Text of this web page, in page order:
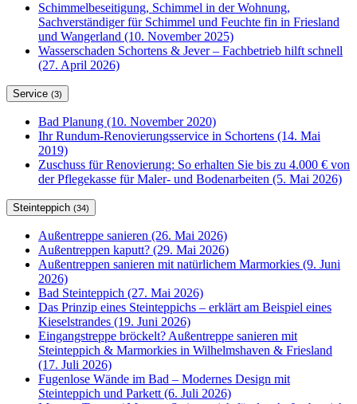
Schimmelbeseitigung, Schimmel in der Wohnung,
Sachverständiger für Schimmel und Feuchte fin in Friesland
und Wangerland (10. November 2025)
Wasserschaden Schortens & Jever – Fachbetrieb hilft schnell
(27. April 2026)
Service (3)
Bad Planung (10. November 2020)
Ihr Rundum-Renovierungsservice in Schortens (14. Mai
2019)
Zuschuss für Renovierung: So erhalten Sie bis zu 4.000 € von
der Pflegekasse für Maler- und Bodenarbeiten (5. Mai 2026)
Steinteppich (34)
Außentreppe sanieren (26. Mai 2026)
Außentreppen kaputt? (29. Mai 2026)
Außentreppen sanieren mit natürlichem Marmorkies (9. Juni
2026)
Bad Steinteppich (27. Mai 2026)
Das Prinzip eines Steinteppichs – erklärt am Beispiel eines
Kieselstrandes (19. Juni 2026)
Eingangstreppe bröckelt? Außentreppe sanieren mit
Steinteppich & Marmorkies in Wilhelmshaven & Friesland
(17. Juli 2026)
Fugenlose Wände im Bad – Modernes Design mit
Steinteppich und Parkett (6. Juli 2026)